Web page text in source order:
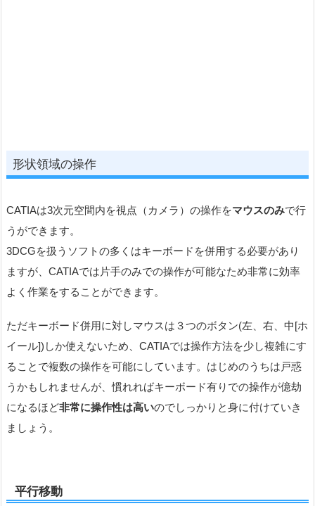
形状領域の操作
CATIAは3次元空間内を視点（カメラ）の操作をマウスのみで行
うができます。
3DCGを扱うソフトの多くはキーボードを併用する必要があり
ますが、CATIAでは片手のみでの操作が可能なため非常に効率
よく作業をすることができます。
ただキーボード併用に対しマウスは３つのボタン(左、右、中[ホ
イール])しか使えないため、CATIAでは操作方法を少し複雑にす
ることで複数の操作を可能にしています。はじめのうちは戸惑
うかもしれませんが、慣れればキーボード有りでの操作が億劫
になるほど非常に操作性は高いのでしっかりと身に付けていき
ましょう。
平行移動